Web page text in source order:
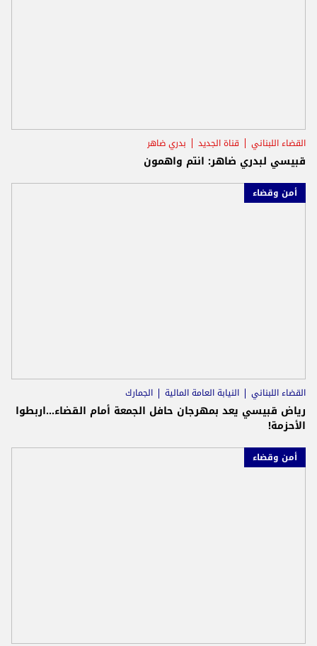
القضاء اللبناني قناة الجديد بدري ضاهر
قبيسي لبدري ضاهر: انتم واهمون
أمن وقضاء
القضاء اللبناني النيابة العامة المالية الجمارك
رياض قبيسي يعد بمهرجان حافل الجمعة أمام القضاء...اربطوا
الأحزمة!
أمن وقضاء